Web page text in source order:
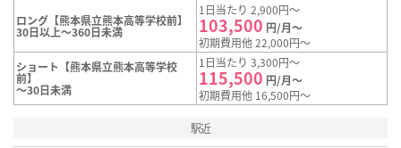
ロング【熊本県立熊本高等学校前】
30日以上～360日未満
1日当たり 2,900円～
103,500 円/月～
初期費用他 22,000円～
ショート【熊本県立熊本高等学校
前】
～30日未満
1日当たり 3,300円～
115,500 円/月～
初期費用他 16,500円～
駅近